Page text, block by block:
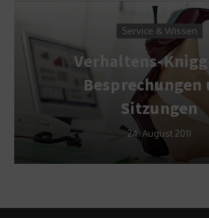
Service & Wissen
Verhaltens-Knigge
Besprechungen und
Sitzungen
24. August 2011